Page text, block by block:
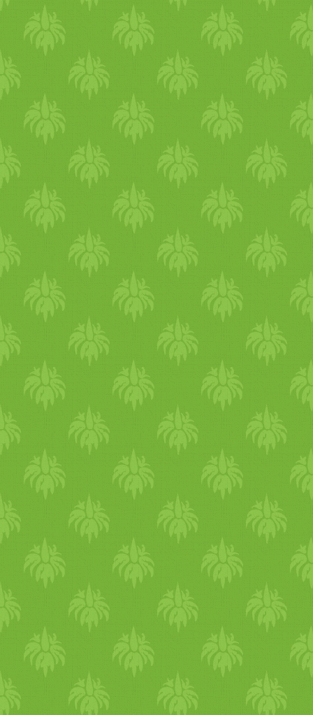
nem kapott.